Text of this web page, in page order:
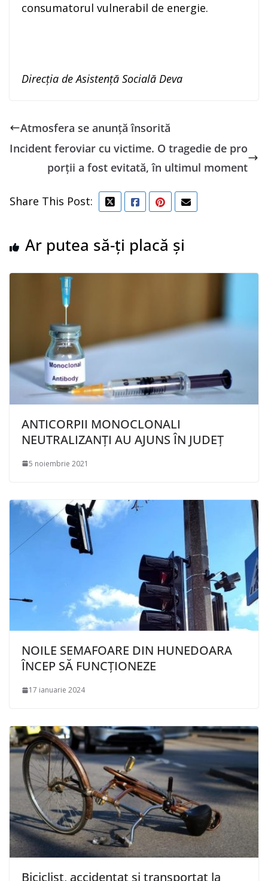
consumatorul vulnerabil de energie.
Direcţia de Asistenţă Socială Deva
Atmosfera se anunță însorită
Incident feroviar cu victime. O tragedie de pro
porții a fost evitată, în ultimul moment
Share This Post:
Ar putea să-ți placă și
ANTICORPII MONOCLONALI
NEUTRALIZANȚI AU AJUNS ÎN JUDEȚ
5 noiembrie 2021
NOILE SEMAFOARE DIN HUNEDOARA
ÎNCEP SĂ FUNCȚIONEZE
17 ianuarie 2024
Biciclist, accidentat și transportat la